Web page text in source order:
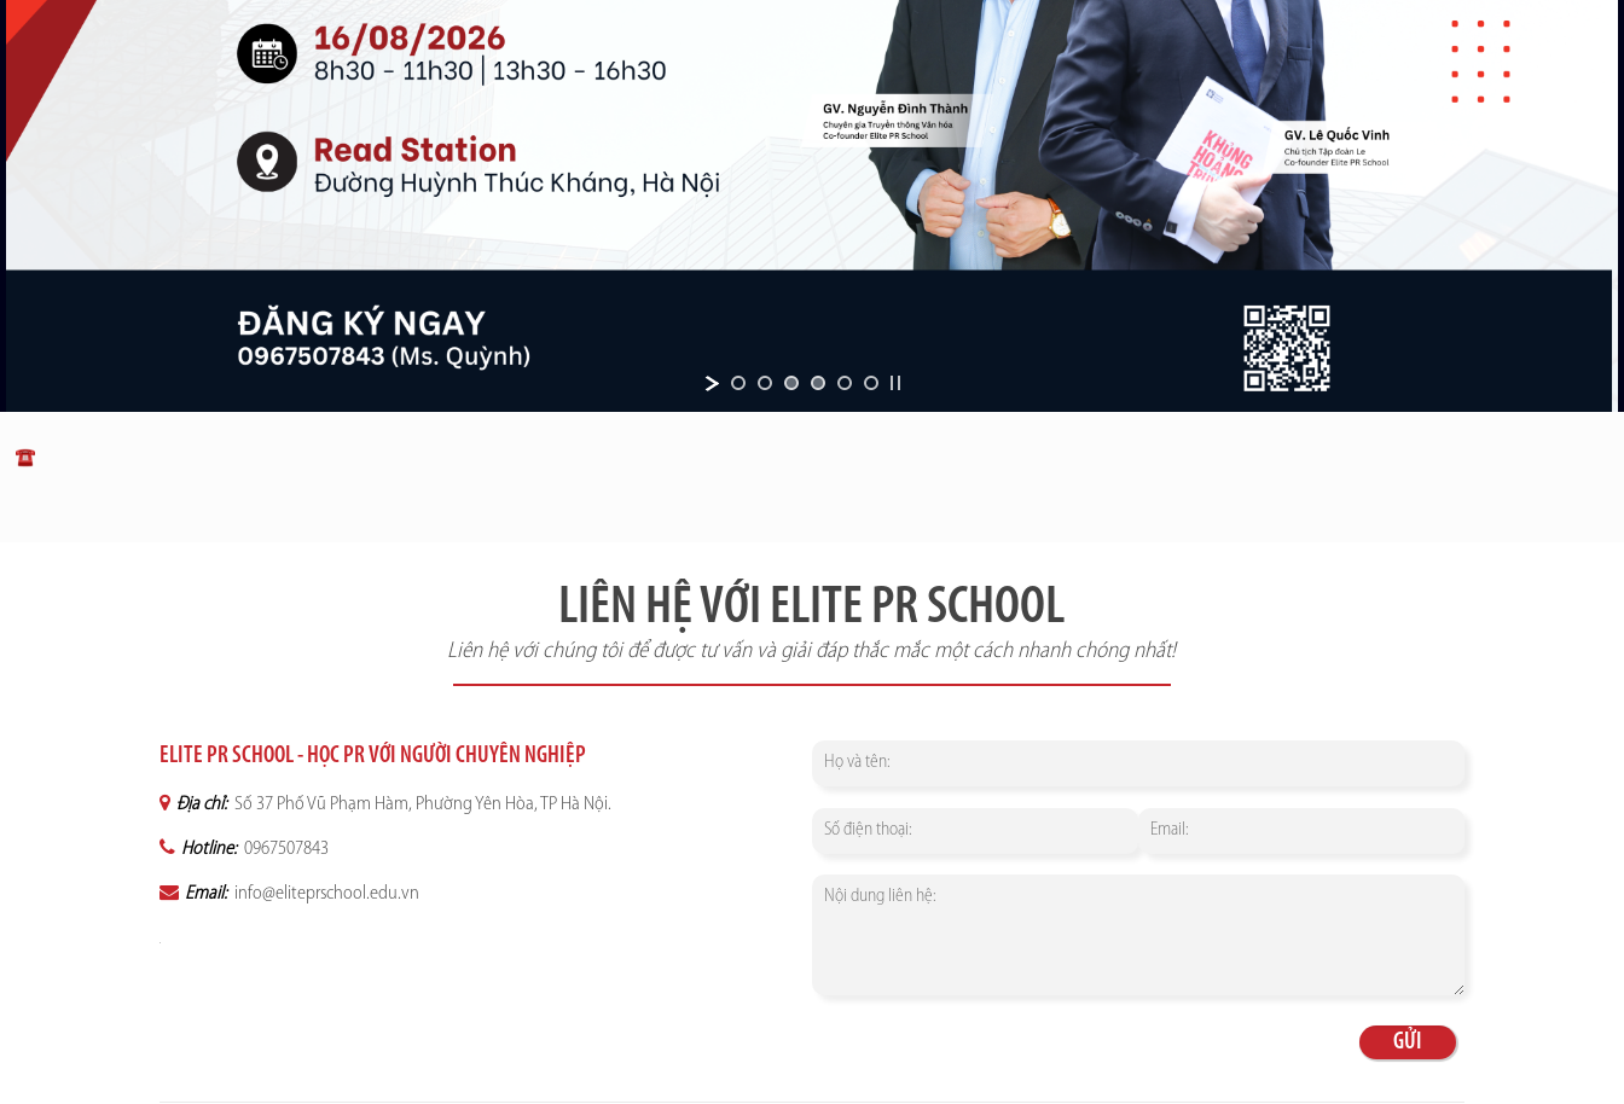
LIÊN HỆ VỚI ELITE PR SCHOOL
Liên hệ với chúng tôi để được tư vấn và giải đáp thắc mắc một cách nhanh chóng nhất!
ELITE PR SCHOOL - HỌC PR VỚI NGƯỜI CHUYÊN NGHIỆP
Địa chỉ: Số 37 Phố Vũ Phạm Hàm, Phường Yên Hòa, TP Hà Nội.
Hotline: 0967507843
Email: info@eliteprschool.edu.vn